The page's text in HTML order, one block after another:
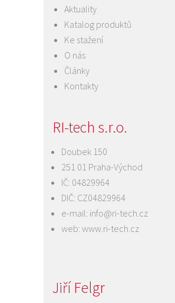
Aktuality
Katalog produktů
Ke stažení
O nás
Články
Kontakty
RI-tech s.r.o.
Doubek 150
251 01 Praha-Východ
IČ: 04829964
DIČ: CZ04829964
e-mail: info@ri-tech.cz
web: www.ri-tech.cz
Jiří Felgr